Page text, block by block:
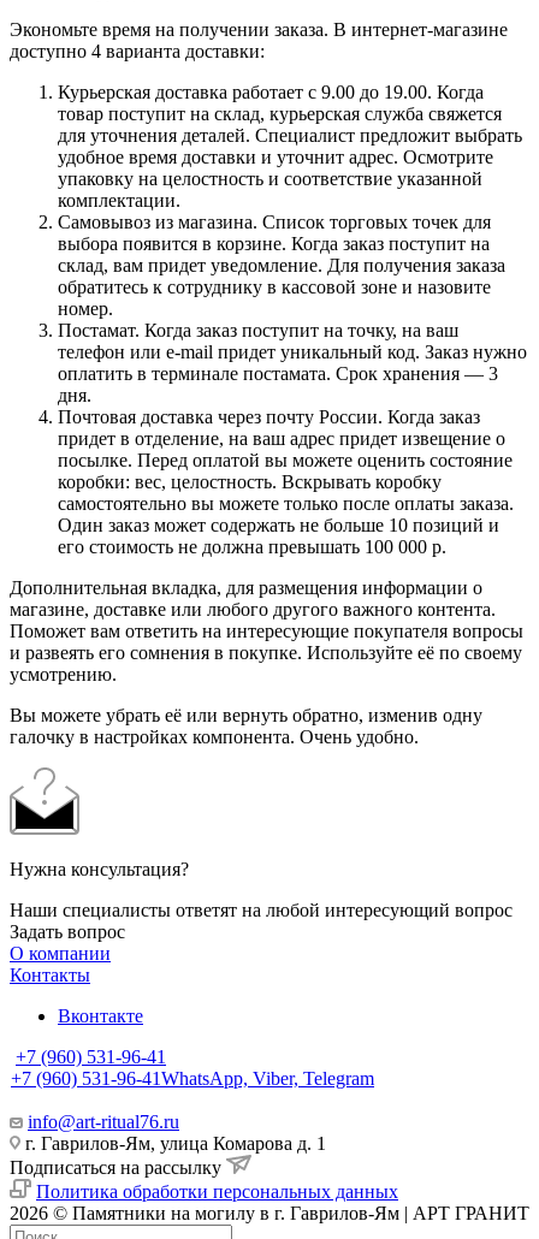
Экономьте время на получении заказа. В интернет-магазине
доступно 4 варианта доставки:
Курьерская доставка работает с 9.00 до 19.00. Когда
товар поступит на склад, курьерская служба свяжется
для уточнения деталей. Специалист предложит выбрать
удобное время доставки и уточнит адрес. Осмотрите
упаковку на целостность и соответствие указанной
комплектации.
Самовывоз из магазина. Список торговых точек для
выбора появится в корзине. Когда заказ поступит на
склад, вам придет уведомление. Для получения заказа
обратитесь к сотруднику в кассовой зоне и назовите
номер.
Постамат. Когда заказ поступит на точку, на ваш
телефон или e-mail придет уникальный код. Заказ нужно
оплатить в терминале постамата. Срок хранения — 3
дня.
Почтовая доставка через почту России. Когда заказ
придет в отделение, на ваш адрес придет извещение о
посылке. Перед оплатой вы можете оценить состояние
коробки: вес, целостность. Вскрывать коробку
самостоятельно вы можете только после оплаты заказа.
Один заказ может содержать не больше 10 позиций и
его стоимость не должна превышать 100 000 р.
Дополнительная вкладка, для размещения информации о
магазине, доставке или любого другого важного контента.
Поможет вам ответить на интересующие покупателя вопросы
и развеять его сомнения в покупке. Используйте её по своему
усмотрению.
Вы можете убрать её или вернуть обратно, изменив одну
галочку в настройках компонента. Очень удобно.
Нужна консультация?
Наши специалисты ответят на любой интересующий вопрос
Задать вопрос
О компании
Контакты
Вконтакте
+7 (960) 531-96-41
+7 (960) 531-96-41WhatsApp, Viber, Telegram
info@art-ritual76.ru
г. Гаврилов-Ям, улица Комарова д. 1
Подписаться на рассылку
Политика обработки персональных данных
2026 © Памятники на могилу в г. Гаврилов-Ям | АРТ ГРАНИТ